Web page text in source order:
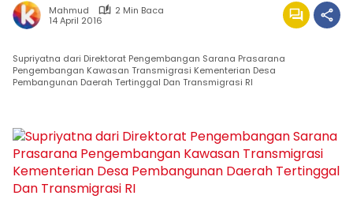
Mahmud
2 Min Baca
14 April 2016
Supriyatna dari Direktorat Pengembangan Sarana Prasarana
Pengembangan Kawasan Transmigrasi Kementerian Desa
Pembangunan Daerah Tertinggal Dan Transmigrasi RI